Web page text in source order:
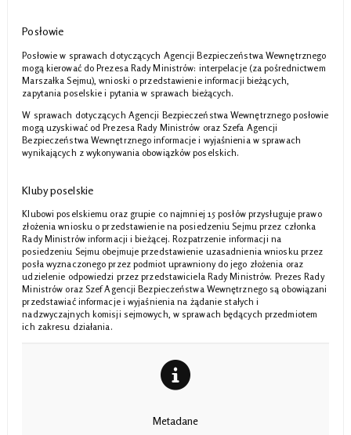
Posłowie
Posłowie w sprawach dotyczących Agencji Bezpieczeństwa Wewnętrznego
mogą kierować do Prezesa Rady Ministrów: interpelacje (za pośrednictwem
Marszałka Sejmu), wnioski o przedstawienie informacji bieżących,
zapytania poselskie i pytania w sprawach bieżących.
W sprawach dotyczących Agencji Bezpieczeństwa Wewnętrznego posłowie
mogą uzyskiwać od Prezesa Rady Ministrów oraz Szefa Agencji
Bezpieczeństwa Wewnętrznego informacje i wyjaśnienia w sprawach
wynikających z wykonywania obowiązków poselskich.
Kluby poselskie
Klubowi poselskiemu oraz grupie co najmniej 15 posłów przysługuje prawo
złożenia wniosku o przedstawienie na posiedzeniu Sejmu przez członka
Rady Ministrów informacji i bieżącej. Rozpatrzenie informacji na
posiedzeniu Sejmu obejmuje przedstawienie uzasadnienia wniosku przez
posła wyznaczonego przez podmiot uprawniony do jego złożenia oraz
udzielenie odpowiedzi przez przedstawiciela Rady Ministrów. Prezes Rady
Ministrów oraz Szef Agencji Bezpieczeństwa Wewnętrznego są obowiązani
przedstawiać informacje i wyjaśnienia na żądanie stałych i
nadzwyczajnych komisji sejmowych, w sprawach będących przedmiotem
ich zakresu działania.
Metadane